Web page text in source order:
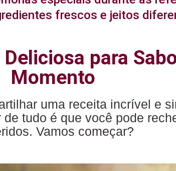
frescos e jeitos
para
Momento
uma receita incrível e
tudo é que você pode
Vamos começar?